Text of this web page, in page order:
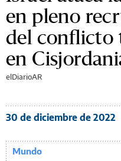
en pleno
del conflicto
en
elDiarioAR
30 de diciembre de 2022
Mundo